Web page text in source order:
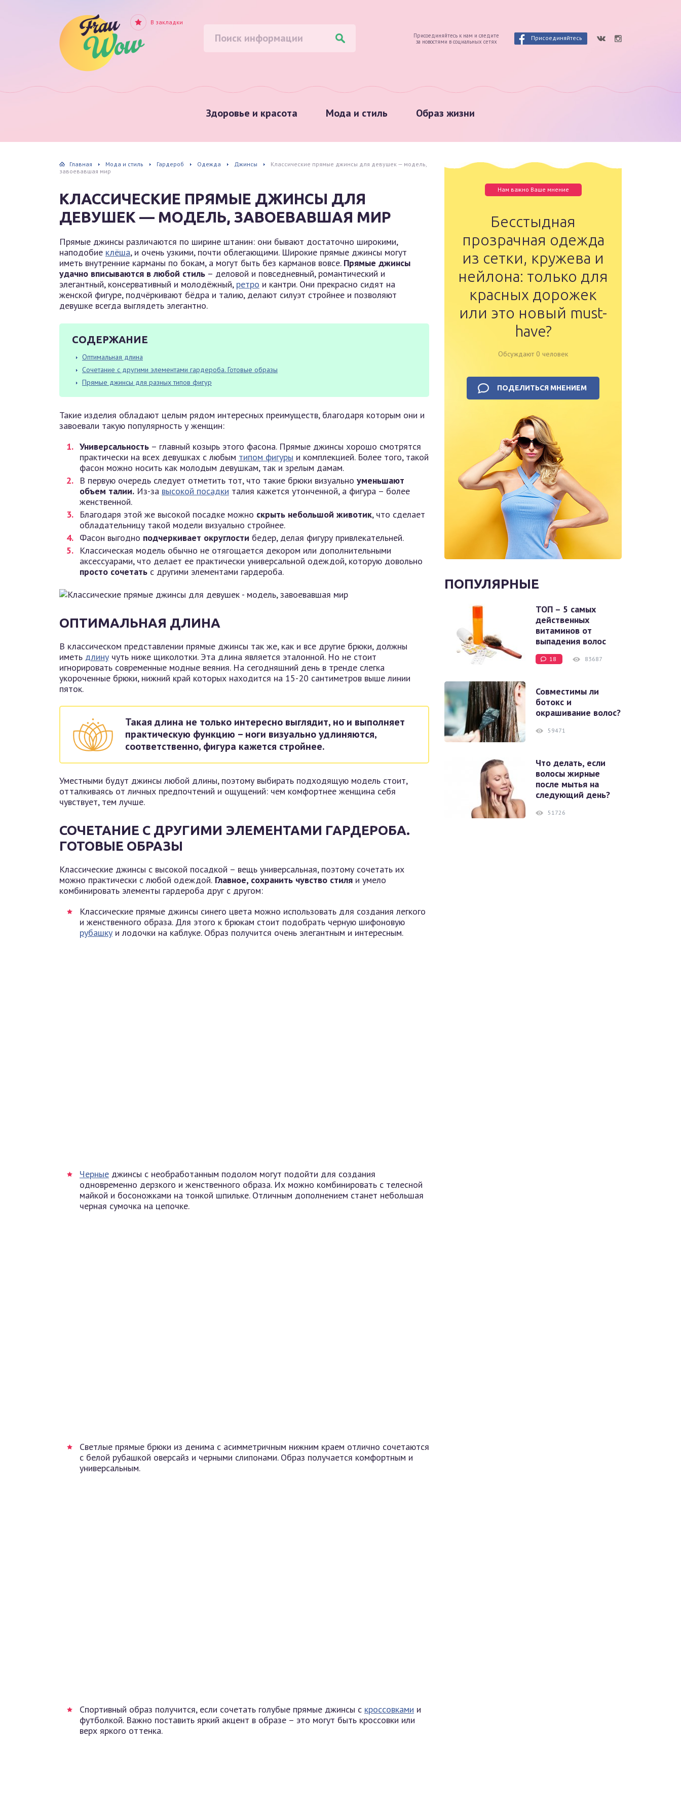
Здоровье и красота Мода и стиль Образ жизни
Присоединяйтесь к нам и следите
за новостями в социальных сетях
Присоединяйтесь
В закладки
Главная Мода и стиль Гардероб Одежда Джинсы
Классические прямые джинсы для девушек — модель,
завоевавшая мир
КЛАССИЧЕСКИЕ ПРЯМЫЕ ДЖИНСЫ ДЛЯ
ДЕВУШЕК — МОДЕЛЬ, ЗАВОЕВАВШАЯ МИР
Прямые джинсы различаются по ширине штанин: они бывают достаточно широкими,
наподобие клёша, и очень узкими, почти облегающими. Широкие прямые джинсы могут
иметь внутренние карманы по бокам, а могут быть без карманов вовсе. Прямые джинсы
удачно вписываются в любой стиль – деловой и повседневный, романтический и
элегантный, консервативный и молодёжный, ретро и кантри. Они прекрасно сидят на
женской фигуре, подчёркивают бёдра и талию, делают силуэт стройнее и позволяют
девушке всегда выглядеть элегантно.
СОДЕРЖАНИЕ
Оптимальная длина
Сочетание с другими элементами гардероба. Готовые образы
Прямые джинсы для разных типов фигур
Такие изделия обладают целым рядом интересных преимуществ, благодаря которым они и
завоевали такую популярность у женщин:
Универсальность – главный козырь этого фасона. Прямые джинсы хорошо смотрятся
практически на всех девушках с любым типом фигуры и комплекцией. Более того, такой
фасон можно носить как молодым девушкам, так и зрелым дамам.
В первую очередь следует отметить тот, что такие брюки визуально уменьшают
объем талии. Из-за высокой посадки талия кажется утонченной, а фигура – более
женственной.
Благодаря этой же высокой посадке можно скрыть небольшой животик, что сделает
обладательницу такой модели визуально стройнее.
Фасон выгодно подчеркивает округлости бедер, делая фигуру привлекательней.
Классическая модель обычно не отягощается декором или дополнительными
аксессуарами, что делает ее практически универсальной одеждой, которую довольно
просто сочетать с другими элементами гардероба.
ОПТИМАЛЬНАЯ ДЛИНА
В классическом представлении прямые джинсы так же, как и все другие брюки, должны
иметь длину чуть ниже щиколотки. Эта длина является эталонной. Но не стоит
игнорировать современные модные веяния. На сегодняшний день в тренде слегка
укороченные брюки, нижний край которых находится на 15-20 сантиметров выше линии
пяток.
Такая длина не только интересно выглядит, но и выполняет
практическую функцию – ноги визуально удлиняются,
соответственно, фигура кажется стройнее.
Уместными будут джинсы любой длины, поэтому выбирать подходящую модель стоит,
отталкиваясь от личных предпочтений и ощущений: чем комфортнее женщина себя
чувствует, тем лучше.
СОЧЕТАНИЕ С ДРУГИМИ ЭЛЕМЕНТАМИ ГАРДЕРОБА.
ГОТОВЫЕ ОБРАЗЫ
Классические джинсы с высокой посадкой – вещь универсальная, поэтому сочетать их
можно практически с любой одеждой. Главное, сохранить чувство стиля и умело
комбинировать элементы гардероба друг с другом:
Классические прямые джинсы синего цвета можно использовать для создания легкого
и женственного образа. Для этого к брюкам стоит подобрать черную шифоновую
рубашку и лодочки на каблуке. Образ получится очень элегантным и интересным.
Черные джинсы с необработанным подолом могут подойти для создания
одновременно дерзкого и женственного образа. Их можно комбинировать с телесной
майкой и босоножками на тонкой шпильке. Отличным дополнением станет небольшая
черная сумочка на цепочке.
Светлые прямые брюки из денима с асимметричным нижним краем отлично сочетаются
с белой рубашкой оверсайз и черными слипонами. Образ получается комфортным и
универсальным.
Спортивный образ получится, если сочетать голубые прямые джинсы с кроссовками и
футболкой. Важно поставить яркий акцент в образе – это могут быть кроссовки или
верх яркого оттенка.
Нам важно Ваше мнение
Бесстыдная
прозрачная одежда
из сетки, кружева и
нейлона: только для
красных дорожек
или это новый must-
have?
Обсуждают 0 человек
ПОДЕЛИТЬСЯ МНЕНИЕМ
ПОПУЛЯРНЫЕ
ТОП – 5 самых
действенных
витаминов от
выпадения волос
18 83687
Совместимы ли
ботокс и
окрашивание волос?
59471
Что делать, если
волосы жирные
после мытья на
следующий день?
51726